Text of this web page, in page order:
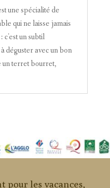
une spécialité de
qui ne laisse jamais
c'est un subtil
déguster avec un bon
un terret bourret,
pour les vacances,